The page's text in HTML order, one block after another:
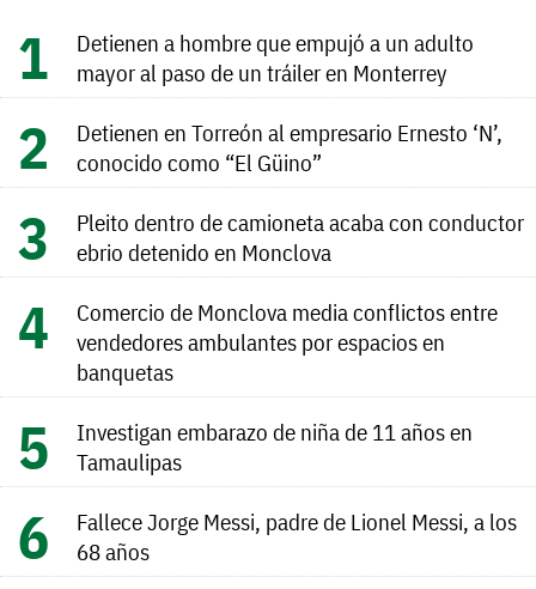
Detienen a hombre que empujó a un adulto
mayor al paso de un tráiler en Monterrey
Detienen en Torreón al empresario Ernesto ‘N’,
conocido como “El Güino”
Pleito dentro de camioneta acaba con conductor
ebrio detenido en Monclova
Comercio de Monclova media conflictos entre
vendedores ambulantes por espacios en
banquetas
Investigan embarazo de niña de 11 años en
Tamaulipas
Fallece Jorge Messi, padre de Lionel Messi, a los
68 años